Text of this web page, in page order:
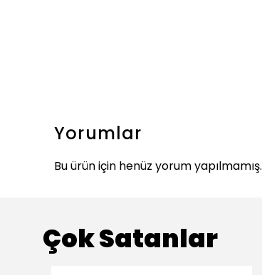
Yorumlar
Bu ürün için henüz yorum yapılmamış.
Çok Satanlar